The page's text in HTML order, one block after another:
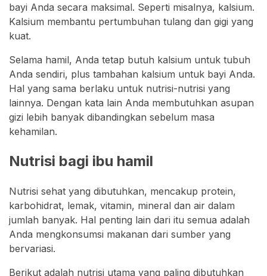
bayi Anda secara maksimal. Seperti misalnya, kalsium.
Kalsium membantu pertumbuhan tulang dan gigi yang
kuat.
Selama hamil, Anda tetap butuh kalsium untuk tubuh
Anda sendiri, plus tambahan kalsium untuk bayi Anda.
Hal yang sama berlaku untuk nutrisi-nutrisi yang
lainnya. Dengan kata lain Anda membutuhkan asupan
gizi lebih banyak dibandingkan sebelum masa
kehamilan.
Nutrisi bagi ibu hamil
Nutrisi sehat yang dibutuhkan, mencakup protein,
karbohidrat, lemak, vitamin, mineral dan air dalam
jumlah banyak. Hal penting lain dari itu semua adalah
Anda mengkonsumsi makanan dari sumber yang
bervariasi.
Berikut adalah nutrisi utama yang paling dibutuhkan